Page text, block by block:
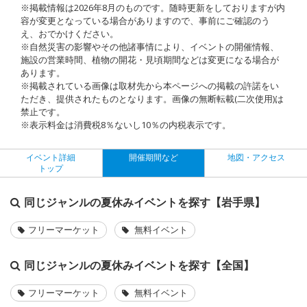
※掲載情報は2026年8月のものです。随時更新をしておりますが内
容が変更となっている場合がありますので、事前にご確認のう
え、おでかけください。
※自然災害の影響やその他諸事情により、イベントの開催情報、
施設の営業時間、植物の開花・見頃期間などは変更になる場合が
あります。
※掲載されている画像は取材先から本ページへの掲載の許諾をい
ただき、提供されたものとなります。画像の無断転載(二次使用)は
禁止です。
※表示料金は消費税8％ないし10％の内税表示です。
イベント詳細
トップ
開催期間など 地図・アクセス
同じジャンルの夏休みイベントを探す【岩手県】
フリーマーケット 無料イベント
同じジャンルの夏休みイベントを探す【全国】
フリーマーケット 無料イベント